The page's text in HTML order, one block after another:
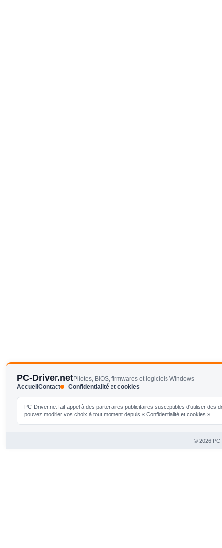
PC-Driver.netPilotes, BIOS, firmwares et logiciels Windows
AccueilContact Confidentialité et cookies
PC-Driver.net fait appel à des partenaires publicitaires susceptibles d'utiliser
pouvez modifier vos choix à tout moment depuis « Confidentialité et cookies ».
© 2026